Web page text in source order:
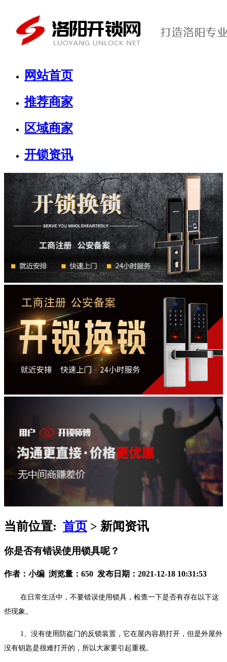
网站首页
推荐商家
区域商家
开锁资讯
当前位置: 首页 > 新闻资讯
你是否有错误使用锁具呢？
作者：小编 浏览量：650 发布日期：2021-12-18 10:31:53
在日常生活中，不要错误使用锁具，检查一下是否有存在以下这
些现象。
1、没有使用防盗门的反锁装置，它在屋内容易打开，但是外屋外
没有钥匙是很难打开的，所以大家要引起重视。